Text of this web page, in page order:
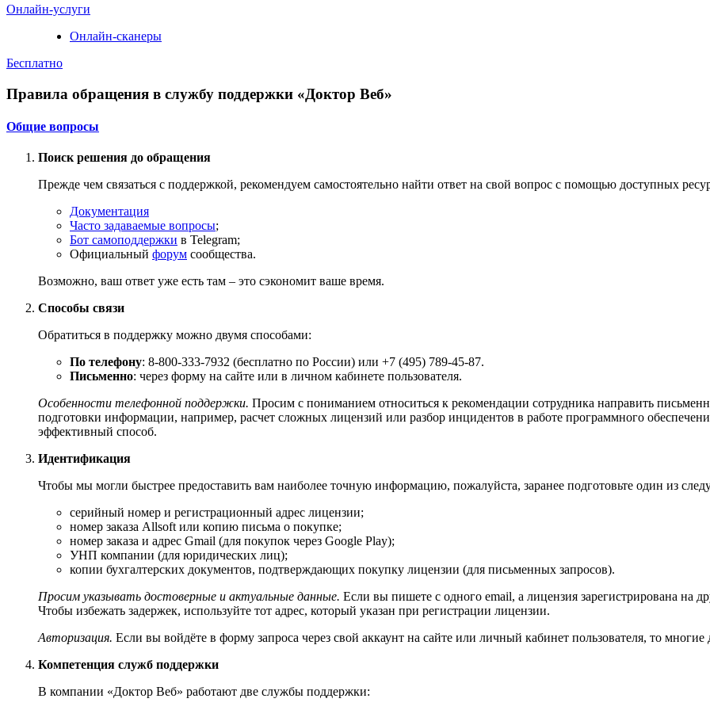
Онлайн-услуги
Онлайн-сканеры
Бесплатно
Правила обращения в службу поддержки «Доктор Веб»
Общие вопросы
Поиск решения до обращения
Прежде чем связаться с поддержкой, рекомендуем самостоятельно найти ответ на свой вопрос с помощью доступных
Документация
Часто задаваемые вопросы;
Бот самоподдержки в Telegram;
Официальный форум сообщества.
Возможно, ваш ответ уже есть там – это сэкономит ваше время.
Способы связи
Обратиться в поддержку можно двумя способами:
По телефону: 8-800-333-7932 (бесплатно по России) или +7 (495) 789-45-87.
Письменно: через форму на сайте или в личном кабинете пользователя.
Особенности телефонной поддержки. Просим с пониманием относиться к рекомендации сотрудника направить
подготовки информации, например, расчет сложных лицензий или разбор инцидентов в работе программного
эффективный способ.
Идентификация
Чтобы мы могли быстрее предоставить вам наиболее точную информацию, пожалуйста, заранее подготовьте один из
серийный номер и регистрационный адрес лицензии;
номер заказа Allsoft или копию письма о покупке;
номер заказа и адрес Gmail (для покупок через Google Play);
УНП компании (для юридических лиц);
копии бухгалтерских документов, подтверждающих покупку лицензии (для письменных запросов).
Просим указывать достоверные и актуальные данные. Если вы пишете с одного email, а лицензия зарегистрирована на
Чтобы избежать задержек, используйте тот адрес, который указан при регистрации лицензии.
Авторизация. Если вы войдёте в форму запроса через свой аккаунт на сайте или личный кабинет пользователя, то
Компетенция служб поддержки
В компании «Доктор Веб» работают две службы поддержки: